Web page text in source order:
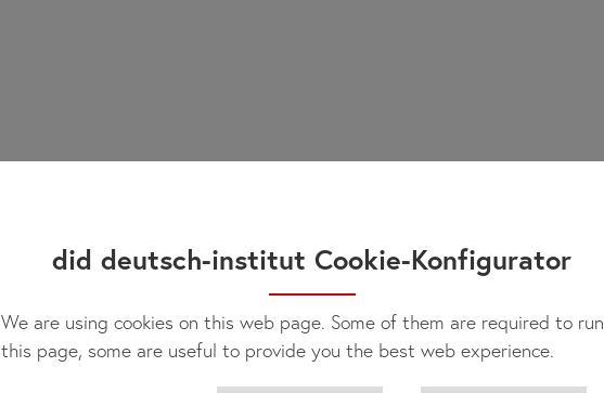
did deutsch-institut Cookie-Konfigurator
We are using cookies on this web page. Some of them are required to run
this page, some are useful to provide you the best web experience.